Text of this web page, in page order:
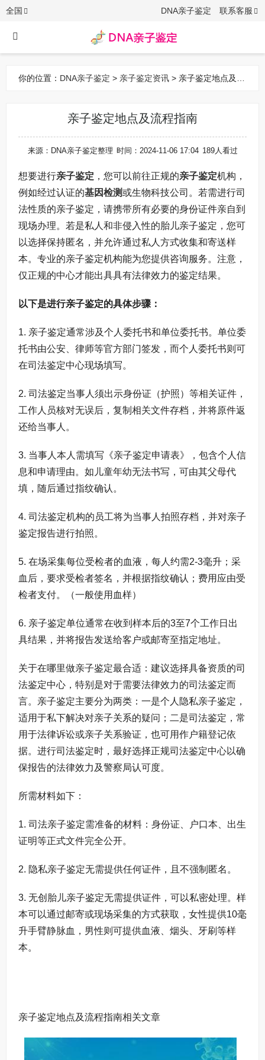
全国 DNA亲子鉴定 联系客服
你的位置： DNA亲子鉴定 > 亲子鉴定资讯 > 亲子鉴定地点及流
亲子鉴定地点及流程指南
来源：DNA亲子鉴定整理 时间：2024-11-06 17:04 189人看过
想要进行亲子鉴定 ，您可以前往正规的亲子鉴定机构，
例如经过认证的基因检测或生物科技公司。若需进行司
法性质的亲子鉴定，请携带所有必要的身份证件亲自到
现场办理。若是私人和非侵入性的胎儿亲子鉴定，您可
以选择保持匿名，并允许通过私人方式收集和寄送样
本。专业的亲子鉴定机构能为您提供咨询服务。注意，
仅正规的中心才能出具具有法律效力的鉴定结果。
以下是进行亲子鉴定的具体步骤：
1. 亲子鉴定通常涉及个人委托书和单位委托书。单位委
托书由公安、律师等官方部门签发，而个人委托书则可
在司法鉴定中心现场填写。
2. 司法鉴定当事人须出示身份证（护照）等相关证件，
工作人员核对无误后，复制相关文件存档，并将原件返
还给当事人。
3. 当事人本人需填写《亲子鉴定申请表》，包含个人信
息和申请理由。如儿童年幼无法书写，可由其父母代
填，随后通过指纹确认。
4. 司法鉴定机构的员工将为当事人拍照存档，并对亲子
鉴定报告进行拍照。
5. 在场采集每位受检者的血液，每人约需2-3毫升；采
血后，要求受检者签名，并根据指纹确认；费用应由受
检者支付。（一般使用血样）
6. 亲子鉴定单位通常在收到样本后的3至7个工作日出
具结果，并将报告发送给客户或邮寄至指定地址。
关于在哪里做亲子鉴定最合适：建议选择具备资质的司
法鉴定中心，特别是对于需要法律效力的司法鉴定而
言。亲子鉴定主要分为两类：一是个人隐私亲子鉴定，
适用于私下解决对亲子关系的疑问；二是司法鉴定，常
用于法律诉讼或亲子关系验证，也可用作户籍登记依
据。进行司法鉴定时，最好选择正规司法鉴定中心以确
保报告的法律效力及警察局认可度。
所需材料如下：
1. 司法亲子鉴定需准备的材料：身份证、户口本、出生
证明等正式文件完全公开。
2. 隐私亲子鉴定无需提供任何证件，且不强制匿名。
3. 无创胎儿亲子鉴定无需提供证件，可以私密处理。样
本可以通过邮寄或现场采集的方式获取，女性提供10毫
升手臂静脉血，男性则可提供血液、烟头、牙刷等样
本。
亲子鉴定地点及流程指南相关文章